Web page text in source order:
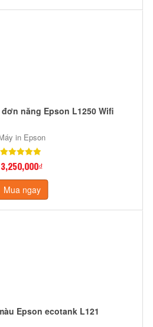
năng Epson L1250 Wifi
in Epson
3,250,000₫
Mua ngay
Epson ecotank L121